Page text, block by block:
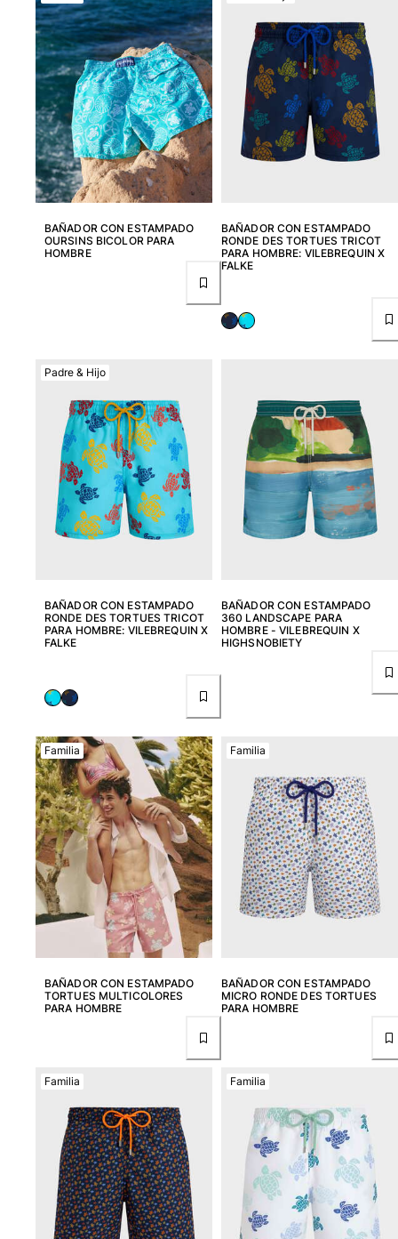
Bolsas
Ver todo Bolsas
Zapatos
Chanclas
Mocasín
Calzado de Playa
Ver todo Zapatos
Outdoor
Juegos de playa
Ver todo Juegos de playa
Llavero
Ver todo Llavero
Joyería y Relojes
REGALOS
LAS PLAYAS VILEBREQUIN
Magazine
La Maison Vilebrequin
Tarjeta Regalo
Portal de devoluciones
Devolución
Entrega
Preguntas más frecuentes
Buscar una tienda
Contáctanos
Rastrear mi pedido
Mi cuenta
BAÑADOR CON ESTAMPADO
OURSINS BICOLOR PARA
HOMBRE
BAÑADOR CON ESTAMPADO
RONDE DES TORTUES TRICOT
PARA HOMBRE: VILEBREQUIN X
FALKE
BAÑADOR CON ESTAMPADO
RONDE DES TORTUES TRICOT
PARA HOMBRE: VILEBREQUIN X
FALKE
Padre & Hijo
BAÑADOR CON ESTAMPADO
360 LANDSCAPE PARA
HOMBRE - VILEBREQUIN X
HIGHSNOBIETY
BAÑADOR CON ESTAMPADO
TORTUES MULTICOLORES
PARA HOMBRE
Familia
BAÑADOR CON ESTAMPADO
MICRO RONDE DES TORTUES
PARA HOMBRE
Familia
Familia Familia